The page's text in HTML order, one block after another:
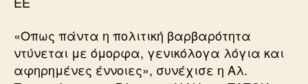
«Οπως πάντα η πολιτική βαρβαρότητα
ντύνεται με όμορφα, γενικόλογα λόγια και
αφηρημένες έννοιες», συνέχισε η Αλ.